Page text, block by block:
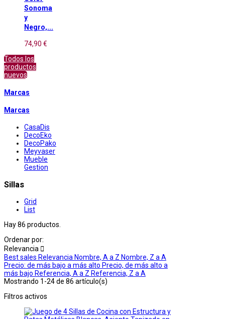
Sonoma
y
Negro,...
74,90 €
Todos los
productos
nuevos
Marcas
Marcas
CasaDis
DecoEko
DecoPako
Meyvaser
Mueble
Gestion
Sillas
Grid
List
Hay 86 productos.
Ordenar por:
Relevancia 
Best sales Relevancia Nombre, A a Z Nombre, Z a A
Precio: de más bajo a más alto Precio, de más alto a
más bajo Referencia, A a Z Referencia, Z a A
Mostrando 1-24 de 86 artículo(s)
Filtros activos